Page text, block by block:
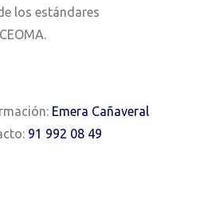
los estándares
Emera Cañaveral
91 992 08 49